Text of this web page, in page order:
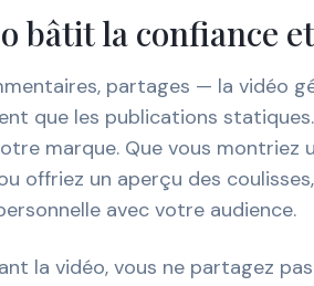
bâtit la confiance
partages — la vidéo
que les publications
marque. Que vous
offriez un aperçu des
avec votre audience.
la vidéo, vous ne partagez